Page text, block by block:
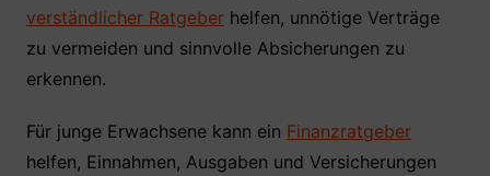
verständlicher Ratgeberhelfen, unnötige Verträge
zu vermeiden und sinnvolle Absicherungen zu
erkennen.
Für junge Erwachsene kann ein Finanzratgeber
helfen, Einnahmen, Ausgaben und Versicherungen